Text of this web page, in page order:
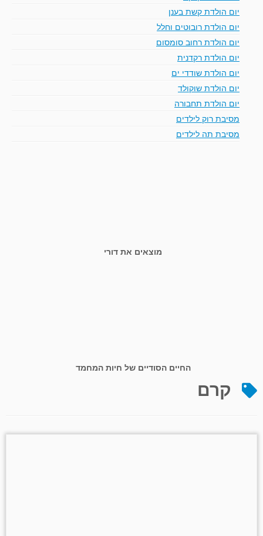
יום הולדת קשת בענן
יום הולדת רובוטים וחלל
יום הולדת רחוב סומסום
יום הולדת רקדנית
יום הולדת שודדי ים
יום הולדת שוקולד
יום הולדת תחבורה
מסיבת רוק לילדים
מסיבת תה לילדים
מוצאים את דורי
החיים הסודיים של חיות המחמד
קרם